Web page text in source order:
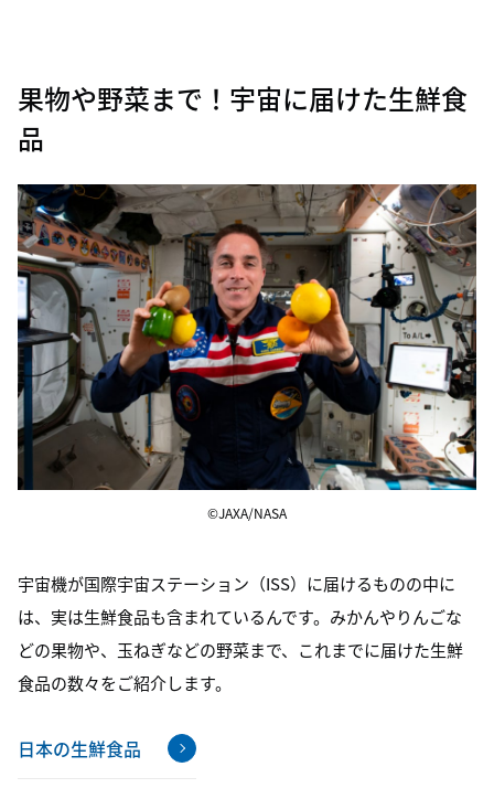
果物や野菜まで！宇宙に届けた生鮮食
品
宇宙機が国際宇宙ステーション（ISS）に届けるものの中に
は、実は生鮮食品も含まれているんです。みかんやりんごな
どの果物や、玉ねぎなどの野菜まで、これまでに届けた生鮮
食品の数々をご紹介します。
日本の生鮮食品
©JAXA/NASA